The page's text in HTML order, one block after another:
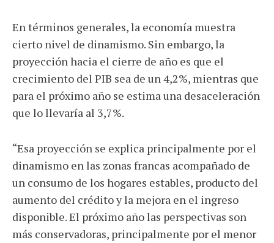
En términos generales, la economía muestra
cierto nivel de dinamismo. Sin embargo, la
proyección hacia el cierre de año es que el
crecimiento del PIB sea de un 4,2%, mientras que
para el próximo año se estima una desaceleración
que lo llevaría al 3,7%.
“Esa proyección se explica principalmente por el
dinamismo en las zonas francas acompañado de
un consumo de los hogares estables, producto del
aumento del crédito y la mejora en el ingreso
disponible. El próximo año las perspectivas son
más conservadoras, principalmente por el menor